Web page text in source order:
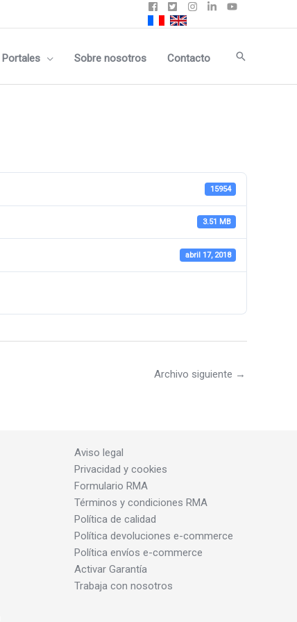
Portales Sobre nosotros Contacto Buscar
15954
3.51 MB
abril 17, 2018
Archivo siguiente →
Aviso legal
Privacidad y cookies
Formulario RMA
Términos y condiciones RMA
Política de calidad
Política devoluciones e-commerce
Política envíos e-commerce
Activar Garantía
Trabaja con nosotros